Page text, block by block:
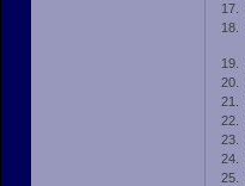
17.
18.
19.
20.
21.
22.
23.
24.
25.